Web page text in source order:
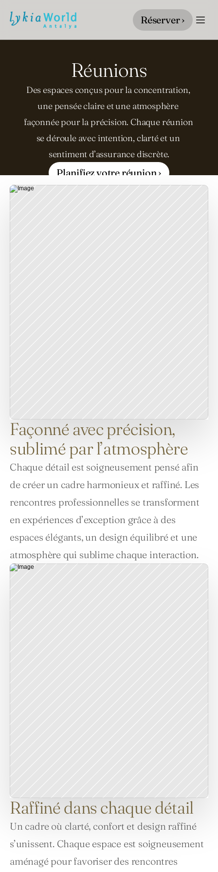
Réunions
Des espaces conçus pour la concentration,
une pensée claire et une atmosphère
façonnée pour la précision. Chaque réunion
se déroule avec intention, clarté et un
sentiment d’assurance discrète.
Planifiez votre réunion ›
Façonné avec précision,
sublimé par l’atmosphère
Chaque détail est soigneusement pensé afin
de créer un cadre harmonieux et raffiné. Les
rencontres professionnelles se transforment
en expériences d’exception grâce à des
espaces élégants, un design équilibré et une
atmosphère qui sublime chaque interaction.
Raffiné dans chaque détail
Un cadre où clarté, confort et design raffiné
s’unissent. Chaque espace est soigneusement
aménagé pour favoriser des rencontres
Réserver ›